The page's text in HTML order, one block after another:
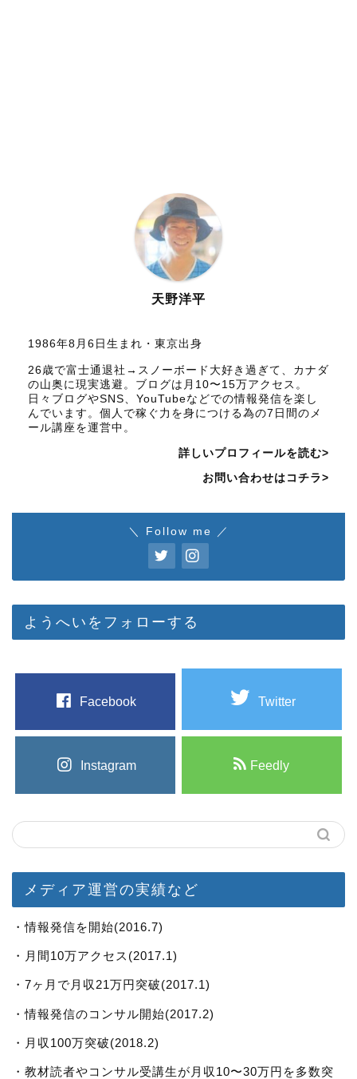
天野洋平
1986年8月6日生まれ・東京出身
26歳で富士通退社→スノーボード大好き過ぎて、カナダ
の山奥に現実逃避。ブログは月10〜15万アクセス。
日々ブログやSNS、YouTubeなどでの情報発信を楽し
んでいます。個人で稼ぐ力を身につける為の7日間のメ
ール講座を運営中。
詳しいプロフィールを読む>
お問い合わせはコチラ>
＼ Follow me ／
ようへいをフォローする
Facebook Twitter
Instagram Feedly
メディア運営の実績など
・情報発信を開始(2016.7)
・月間10万アクセス(2017.1)
・7ヶ月で月収21万円突破(2017.1)
・情報発信のコンサル開始(2017.2)
・月収100万突破(2018.2)
・教材読者やコンサル受講生が月収10〜30万円を多数突